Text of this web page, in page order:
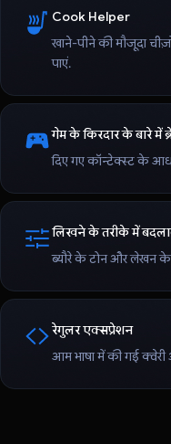
Cook Helper
खाने-पीने की मौजूदा
पाएं.
गेम के किरदार के बारे में
दिए गए कॉन्टेक्स्ट के
लिखने के तरीके में
ब्यौरे के टोन और लेखन के
रेगुलर एक्सप्रेशन
आम भाषा में की गई क्वेरी